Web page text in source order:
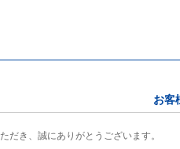
お客
だき、誠にありがとうございます。